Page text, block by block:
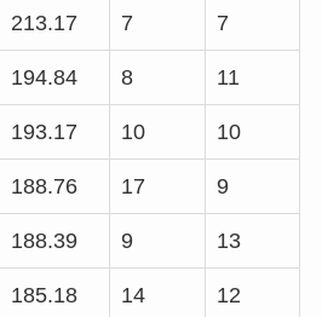
213.17 7 7
194.84 8 11
193.17 10 10
188.76 17 9
188.39 9 13
185.18 14 12